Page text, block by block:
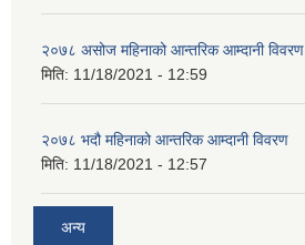
२०७८ असोज महिनाको आन्तरिक आम्दानी विवरण
मिति: 11/18/2021 - 12:59
२०७८ भदौ महिनाको आन्तरिक आम्दानी विवरण
मिति: 11/18/2021 - 12:57
अन्य